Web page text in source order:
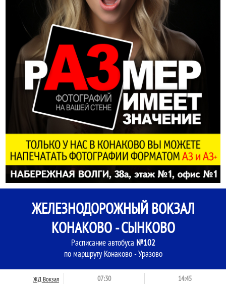
ЖЕЛЕЗНОДОРОЖНЫЙ ВОКЗАЛ
КОНАКОВО - СЫНКОВО
Расписание автобуса №102
по маршруту Конаково - Уразово
ЖД Вокзал 07:30 14:45